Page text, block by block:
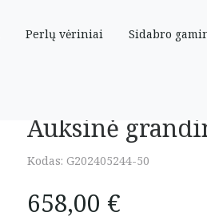
Perlų vėriniai Sidabro
Auksinė
Kodas: G202405244-50
658,00 €